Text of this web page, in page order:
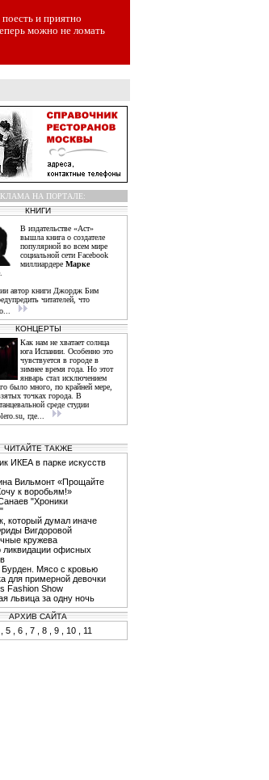
и приятно
можно не ломать
НА ПОРТАЛЕ:
КНИГИ
В издательстве «Аст»
вышла книга о создателе
популярной во всем мире
социальной сети Facebook
миллиардере Марке
.
автор книги Джордж Бим
читателей, что
КОНЦЕРТЫ
Как нам не хватает солнца
юга Испании. Особенно это
чувствуется в городе в
зимнее время года. Но этот
январь стал исключением
было много, по крайней мере,
точках города. В
среде студии
где...
ЧИТАЙТЕ ТАКЖЕ
ИКЕА в парке искусств
Вильмонт «Прощайте
к воробьям!»
"Хроники
который думал иначе
Вигдоровой
кружева
ликвидации офисных
Бурден. Мясо с кровью
для примерной девочки
Fashion Show
львица за одну ночь
АРХИВ САЙТА
5 6 7 8 9 10 11